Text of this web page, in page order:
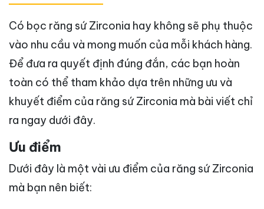
Có bọc răng sứ Zirconia hay không sẽ phụ thuộc
vào nhu cầu và mong muốn của mỗi khách hàng.
Để đưa ra quyết định đúng đắn, các bạn hoàn
toàn có thể tham khảo dựa trên những ưu và
khuyết điểm của răng sứ Zirconia mà bài viết chỉ
ra ngay dưới đây.
Ưu điểm
Dưới đây là một vài ưu điểm của răng sứ Zirconia
mà bạn nên biết: